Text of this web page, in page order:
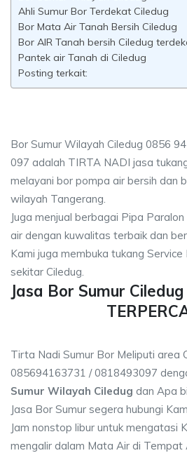
Ahli Sumur Bor Terdekat Ciledug
Bor Mata Air Tanah Bersih Ciledug
Bor AIR Tanah bersih Ciledug
Pantek air Tanah di Ciledug
Posting terkait:
Bor Sumur Wilayah Ciledug 0856
097 adalah TIRTA NADI jasa
melayani bor pompa air bersih dan
wilayah Tangerang.
Juga menjual berbagai Pipa
air dengan kuwalitas terbaik dan
Kami juga membuka tukang
sekitar Ciledug.
Jasa Bor Sumur
Tirta Nadi Sumur Bor Meliputi area
085694163731 / 0818493097
Sumur Wilayah Ciledug dan Apa
Jasa Bor Sumur segera hubungi
Jam nonstop libur untuk mengatasi
mengalir dalam Mata Air di Tempat